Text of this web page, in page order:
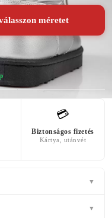
méretet
💳
Biztonságos fizetés
Kártya, utánvét
▼
▼